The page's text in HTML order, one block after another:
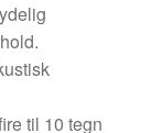
til 10 tegn